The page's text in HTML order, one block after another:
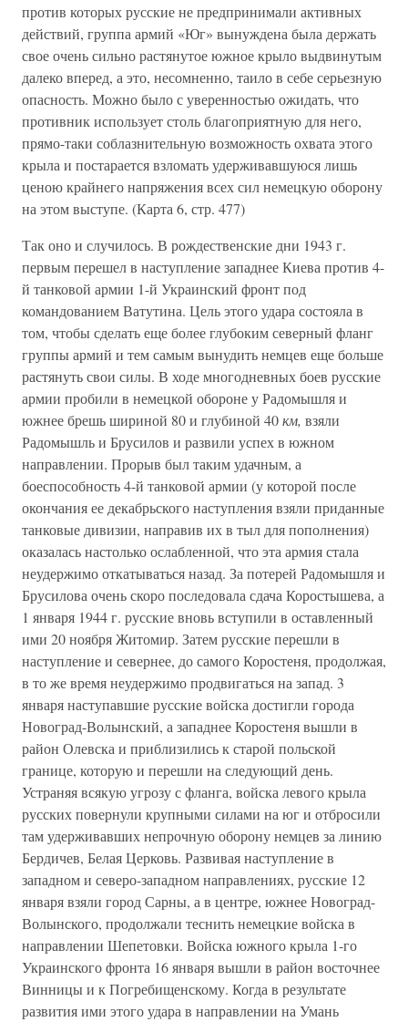
против которых русские не предпринимали активных
действий, группа армий «Юг» вынуждена была держать
свое очень сильно растянутое южное крыло выдвинутым
далеко вперед, а это, несомненно, таило в себе серьезную
опасность. Можно было с уверенностью ожидать, что
противник использует столь благоприятную для него,
прямо-таки соблазнительную возможность охвата этого
крыла и постарается взломать удерживавшуюся лишь
ценою крайнего напряжения всех сил немецкую оборону
на этом выступе. (Карта 6, стр. 477)
Так оно и случилось. В рождественские дни 1943 г.
первым перешел в наступление западнее Киева против 4-
й танковой армии 1-й Украинский фронт под
командованием Ватутина. Цель этого удара состояла в
том, чтобы сделать еще более глубоким северный фланг
группы армий и тем самым вынудить немцев еще больше
растянуть свои силы. В ходе многодневных боев русские
армии пробили в немецкой обороне у Радомышля и
южнее брешь шириной 80 и глубиной 40км, взяли
Радомышль и Брусилов и развили успех в южном
направлении. Прорыв был таким удачным, а
боеспособность 4-й танковой армии (у которой после
окончания ее декабрьского наступления взяли приданные
танковые дивизии, направив их в тыл для пополнения)
оказалась настолько ослабленной, что эта армия стала
неудержимо откатываться назад. За потерей Радомышля и
Брусилова очень скоро последовала сдача Коростышева, а
1 января 1944 г. русские вновь вступили в оставленный
ими 20 ноября Житомир. Затем русские перешли в
наступление и севернее, до самого Коростеня, продолжая,
в то же время неудержимо продвигаться на запад. 3
января наступавшие русские войска достигли города
Новоград-Волынский, а западнее Коростеня вышли в
район Олевска и приблизились к старой польской
границе, которую и перешли на следующий день.
Устраняя всякую угрозу с фланга, войска левого крыла
русских повернули крупными силами на юг и отбросили
там удерживавших непрочную оборону немцев за линию
Бердичев, Белая Церковь. Развивая наступление в
западном и северо-западном направлениях, русские 12
января взяли город Сарны, а в центре, южнее Новоград-
Волынского, продолжали теснить немецкие войска в
направлении Шепетовки. Войска южного крыла 1-го
Украинского фронта 16 января вышли в район восточнее
Винницы и к Погребищенскому. Когда в результате
развития ими этого удара в направлении на Умань